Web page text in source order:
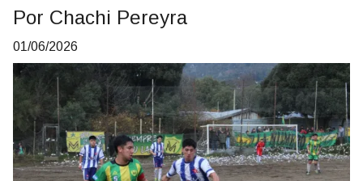
Por Chachi Pereyra
01/06/2026